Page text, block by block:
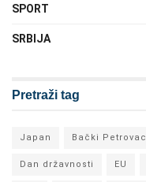
SPORT
SRBIJA
Pretraži tag
Japan Bački Petrovac
Dan državnosti EU